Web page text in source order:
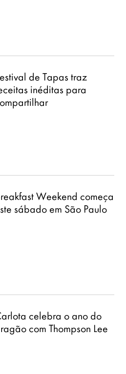
de Tapas traz
inéditas para
Weekend começa
sábado em São Paulo
celebra o ano do
com Thompson Lee